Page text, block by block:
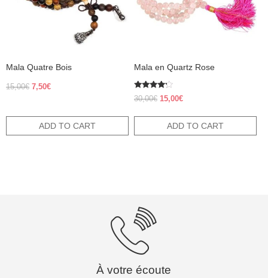
Mala Quatre Bois
15,00€ Original
7,50€Current
ADD TO CART
Mala en Quartz Rose
Rated
4.00
30,00€ Original
30,00€.
15,00€Current
15,00€.
ADD TO CART
À votre écoute